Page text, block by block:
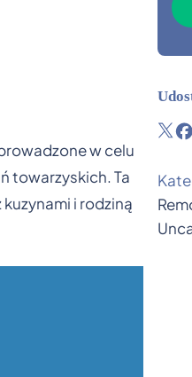
w celu
towarzyskich. Ta
i rodziną